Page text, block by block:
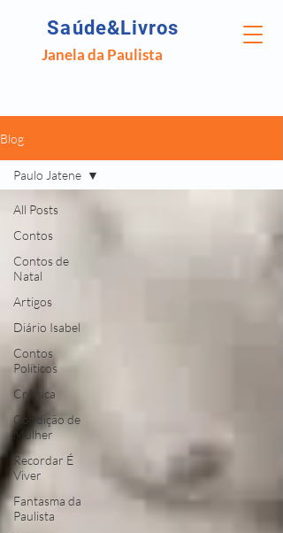
Saúde&Livros
Janela da Paulista
Blog
All Posts
Contos
Contos de
Natal
Artigos
Diário Isabel
Contos
Políticos
Crônica
Condição de
Mulher
Recordar É
Viver
Fantasma da
Paulista
Paulo Jatene